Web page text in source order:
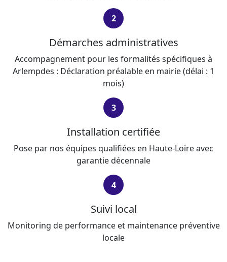
2
Démarches administratives
Accompagnement pour les formalités spécifiques à
Arlempdes : Déclaration préalable en mairie (délai : 1
mois)
3
Installation certifiée
Pose par nos équipes qualifiées en Haute-Loire avec
garantie décennale
4
Suivi local
Monitoring de performance et maintenance préventive
locale